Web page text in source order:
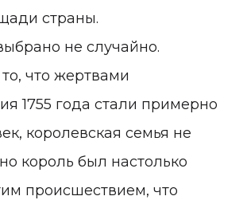
страны.
не случайно.
что жертвами
1755 года стали примерно
королевская семья не
король был настолько
происшествием, что